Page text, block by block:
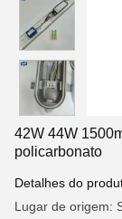
42W 44W
policarbonato
Detalhes do
Lugar de origem: